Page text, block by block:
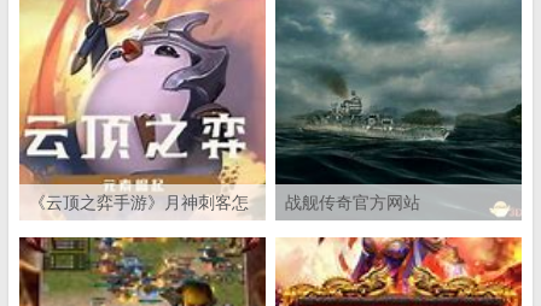
攻略
《云顶之弈手游》月神刺客怎
么玩 月神刺客阵容装备站位推
荐
战舰传奇官方网站